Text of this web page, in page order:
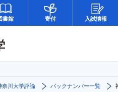
書館 寄付 入試情報
奈川大学評論 バックナンバー一覧